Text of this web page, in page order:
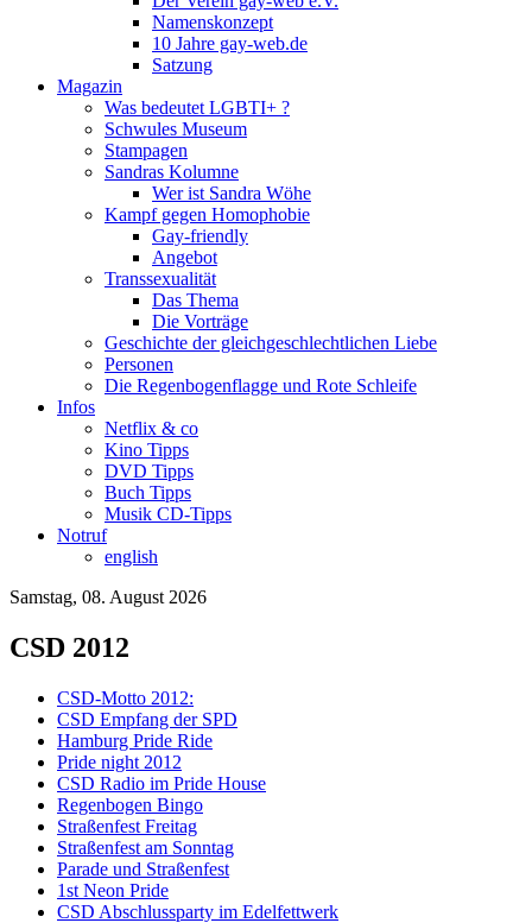
Namenskonzept
10 Jahre gay-web.de
Satzung
Magazin
Was bedeutet LGBTI+ ?
Schwules Museum
Stampagen
Sandras Kolumne
Wer ist Sandra Wöhe
Kampf gegen Homophobie
Gay-friendly
Angebot
Transsexualität
Das Thema
Die Vorträge
Geschichte der gleichgeschlechtlichen Liebe
Personen
Die Regenbogenflagge und Rote Schleife
Infos
Netflix & co
Kino Tipps
DVD Tipps
Buch Tipps
Musik CD-Tipps
Notruf
english
Samstag, 08. August 2026
CSD 2012
CSD-Motto 2012:
CSD Empfang der SPD
Hamburg Pride Ride
Pride night 2012
CSD Radio im Pride House
Regenbogen Bingo
Straßenfest Freitag
Straßenfest am Sonntag
Parade und Straßenfest
1st Neon Pride
CSD Abschlussparty im Edelfettwerk